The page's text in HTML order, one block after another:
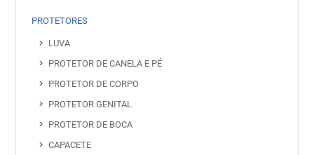
PROTETORES
LUVA
PROTETOR DE CANELA E PÉ
PROTETOR DE CORPO
PROTETOR GENITAL
PROTETOR DE BOCA
CAPACETE